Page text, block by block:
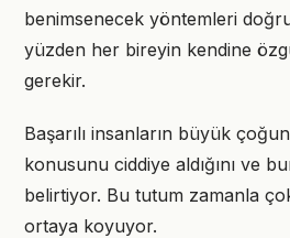
benimsenecek yöntemleri
yüzden her bireyin kendine
gerekir.
Başarılı insanların büyük
konusunu ciddiye aldığını ve
belirtiyor. Bu tutum zamanla
ortaya koyuyor.